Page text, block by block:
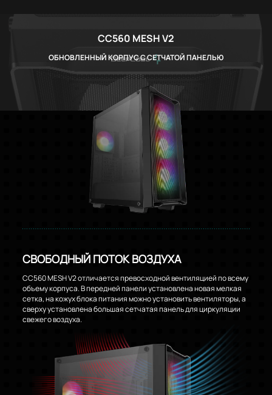
CC560 MESH V2
ОБНОВЛЕННЫЙ КОРПУС С СЕТЧАТОЙ ПАНЕЛЬЮ
СВОБОДНЫЙ ПОТОК ВОЗДУХА
CC560 MESH V2 отличается превосходной вентиляцией по всему
объему корпуса. В передней панели установлена новая мелкая
сетка, на кожух блока питания можно установить вентиляторы, а
сверху установлена большая сетчатая панель для циркуляции
свежего воздуха.